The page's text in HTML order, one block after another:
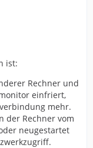
ist:
Rechner und
einfriert,
mehr.
der Rechner vom
neugestartet